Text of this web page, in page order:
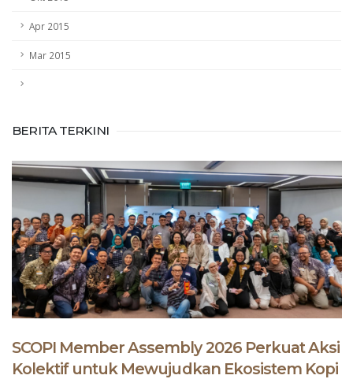
Apr 2015
Mar 2015
BERITA TERKINI
SCOPI Member Assembly 2026 Perkuat Aksi
Kolektif untuk Mewujudkan Ekosistem Kopi